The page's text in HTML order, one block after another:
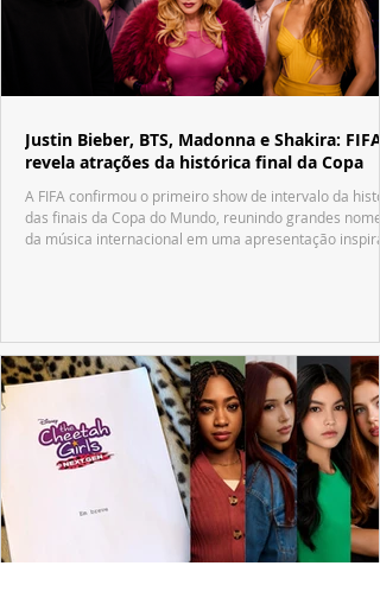
Justin Bieber, BTS, Madonna e Shakira: FIFA
revela atrações da histórica final da Copa
A FIFA confirmou o primeiro show de intervalo da
das finais da Copa do Mundo, reunindo grandes nomes
da música internacional em uma apresentação